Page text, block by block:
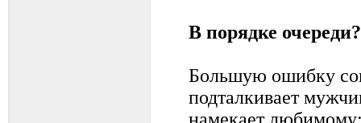
В порядке очереди?
Большую ошибку
подталкивает